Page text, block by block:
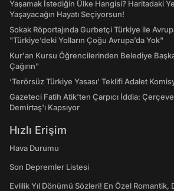
Yaşamak İstediğin Ülke Hangisi? Haritadaki
Yaşayacağın Hayatı Seçiyorsun!
Sokak Röportajında Gurbetçi Türkiye ile
"Türkiye’deki Yolların Çoğu Avrupa’da Yok"
Kur'an Kursu Öğrencilerinden Belediye
Çağırın"
‘Terörsüz Türkiye Yasası’ Teklifi Adalet
Gazeteci Fatih Atik'ten Çarpıcı İddia:
Demirtaş'ı Kapsıyor
Hızlı Erişim
Hava Durumu
Son Depremler Listesi
Evlilik Yıl Dönümü Sözleri! En Özel Romantik,